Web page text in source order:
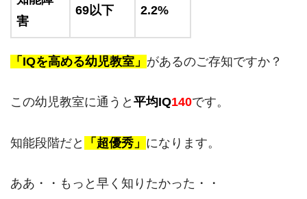
害
69以下 2.2%
「IQを高める幼児教室」 があるのご存知ですか？
この幼児教室に通うと 平均IQ140です。
知能段階だと 「超優秀」 になります。
ああ・・もっと早く知りたかった・・